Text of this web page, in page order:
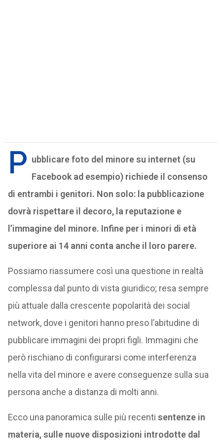
P ubblicare foto del minore su internet (su
Facebook ad esempio) richiede il consenso
di entrambi i genitori. Non solo: la pubblicazione
dovrà rispettare il decoro, la reputazione e
l’immagine del minore. Infine per i minori di età
superiore ai 14 anni conta anche il loro parere.
Possiamo riassumere così una questione in realtà
complessa dal punto di vista giuridico; resa sempre
più attuale dalla crescente popolarità dei social
network, dove i genitori hanno preso l’abitudine di
pubblicare immagini dei propri figli. Immagini che
però rischiano di configurarsi come interferenza
nella vita del minore e avere conseguenze sulla sua
persona anche a distanza di molti anni.
Ecco una panoramica sulle più recenti sentenze in
materia, sulle nuove disposizioni introdotte dal